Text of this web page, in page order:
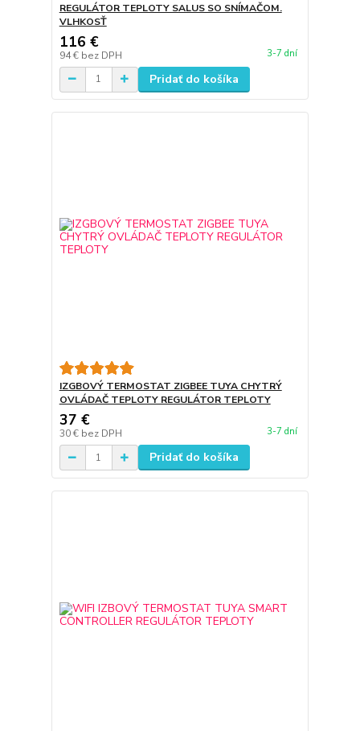
REGULÁTOR TEPLOTY SALUS SO SNÍMAČOM.
VLHKOSŤ
116 €
94 € bez DPH 3-7 dní
Pridať do košíka
IZGBOVÝ TERMOSTAT ZIGBEE TUYA CHYTRÝ
OVLÁDAČ TEPLOTY REGULÁTOR TEPLOTY
37 €
30 € bez DPH 3-7 dní
Pridať do košíka